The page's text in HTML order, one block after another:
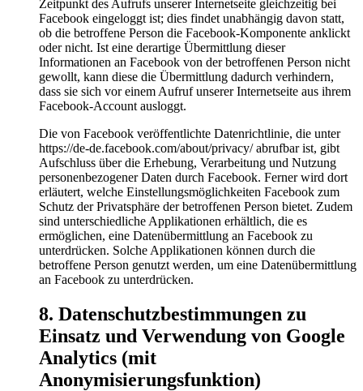
Zeitpunkt des Aufrufs unserer Internetseite gleichzeitig bei
Facebook eingeloggt ist; dies findet unabhängig davon statt,
ob die betroffene Person die Facebook-Komponente anklickt
oder nicht. Ist eine derartige Übermittlung dieser
Informationen an Facebook von der betroffenen Person nicht
gewollt, kann diese die Übermittlung dadurch verhindern,
dass sie sich vor einem Aufruf unserer Internetseite aus ihrem
Facebook-Account ausloggt.
Die von Facebook veröffentlichte Datenrichtlinie, die unter
https://de-de.facebook.com/about/privacy/ abrufbar ist, gibt
Aufschluss über die Erhebung, Verarbeitung und Nutzung
personenbezogener Daten durch Facebook. Ferner wird dort
erläutert, welche Einstellungsmöglichkeiten Facebook zum
Schutz der Privatsphäre der betroffenen Person bietet. Zudem
sind unterschiedliche Applikationen erhältlich, die es
ermöglichen, eine Datenübermittlung an Facebook zu
unterdrücken. Solche Applikationen können durch die
betroffene Person genutzt werden, um eine Datenübermittlung
an Facebook zu unterdrücken.
8. Datenschutzbestimmungen zu
Einsatz und Verwendung von Google
Analytics (mit
Anonymisierungsfunktion)